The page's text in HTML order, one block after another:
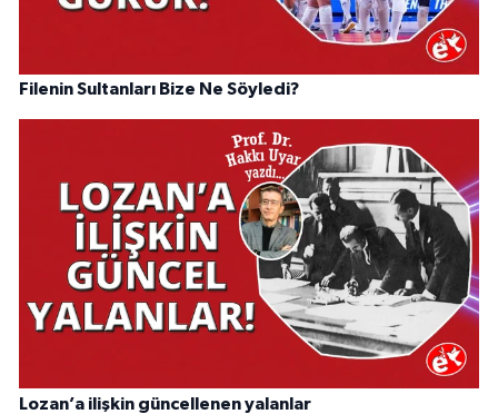
Filenin Sultanları Bize Ne Söyledi?
Lozan’a ilişkin güncellenen yalanlar